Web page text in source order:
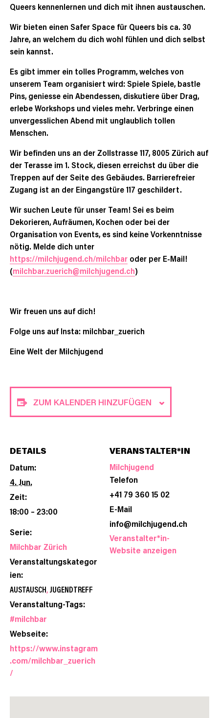
Queers kennenlernen und dich mit ihnen austauschen.
Wir bieten einen Safer Space für Queers bis ca. 30
Jahre, an welchem du dich wohl fühlen und dich selbst
sein kannst.
Es gibt immer ein tolles Programm, welches von
unserem Team organisiert wird: Spiele Spiele, bastle
Pins, geniesse ein Abendessen, diskutiere über Drag,
erlebe Workshops und vieles mehr. Verbringe einen
unvergesslichen Abend mit unglaublich tollen
Menschen.
Wir befinden uns an der Zollstrasse 117, 8005 Zürich auf
der Terasse im 1. Stock, diesen erreichst du über die
Treppen auf der Seite des Gebäudes. Barrierefreier
Zugang ist an der Eingangstüre 117 geschildert.
Wir suchen Leute für unser Team! Sei es beim
Dekorieren, Aufräumen, Kochen oder bei der
Organisation von Events, es sind keine Vorkenntnisse
nötig. Melde dich unter
https://milchjugend.ch/milchbar oder per E-Mail!
(milchbar.zuerich@milchjugend.ch)
Wir freuen uns auf dich!
Folge uns auf Insta: milchbar_zuerich
Eine Welt der Milchjugend
ZUM KALENDER HINZUFÜGEN
DETAILS
Datum:
4. Jun.
Zeit:
18:00 – 23:00
Serie:
Milchbar Zürich
Veranstaltungskategor
ien:
AUSTAUSCH,JUGENDTREFF
Veranstaltung-Tags:
#milchbar
Webseite:
https://www.instagram
.com/milchbar_zuerich
/
VERANSTALTER*IN
Milchjugend
Telefon
+41 79 360 15 02
E-Mail
info@milchjugend.ch
Veranstalter*in-
Website anzeigen